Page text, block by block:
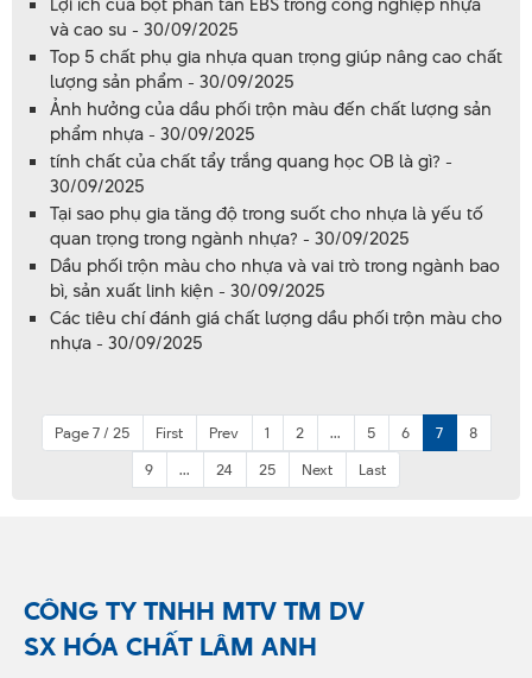
và cao su - 30/09/2025
Top 5 chất phụ gia nhựa quan trọng giúp nâng cao chất
lượng sản phẩm - 30/09/2025
Ảnh hưởng của dầu phối trộn màu đến chất lượng sản
phẩm nhựa - 30/09/2025
tính chất của chất tẩy trắng quang học OB là gì? -
30/09/2025
Tại sao phụ gia tăng độ trong suốt cho nhựa là yếu tố
quan trọng trong ngành nhựa? - 30/09/2025
Dầu phối trộn màu cho nhựa và vai trò trong ngành bao
bì, sản xuất linh kiện - 30/09/2025
Các tiêu chí đánh giá chất lượng dầu phối trộn màu cho
nhựa - 30/09/2025
Page 7 / 25 First Prev 1 2 ... 5 6 7
8
9
... 24 25 Next Last
CÔNG TY TNHH MTV TM DV
SX HÓA CHẤT LÂM ANH